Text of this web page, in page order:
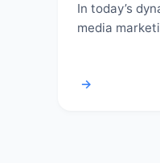
In today’s
media
→